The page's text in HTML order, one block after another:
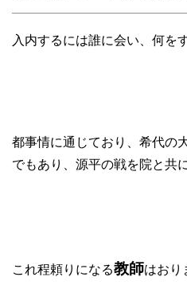
入内するには誰に会い、何を
都事情に通じており、希代の
でもあり、源平の戦を院と共
これ程頼りになる教師はおり